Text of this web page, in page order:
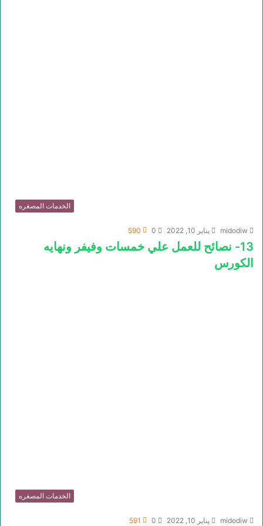
الخدمات المصغره
midodiw يناير 10, 2022 0
590
13- نصائح للعمل علي خمسات وفيفر ونهايه
الكورس
الخدمات المصغره
midodiw يناير 10, 2022 0
591